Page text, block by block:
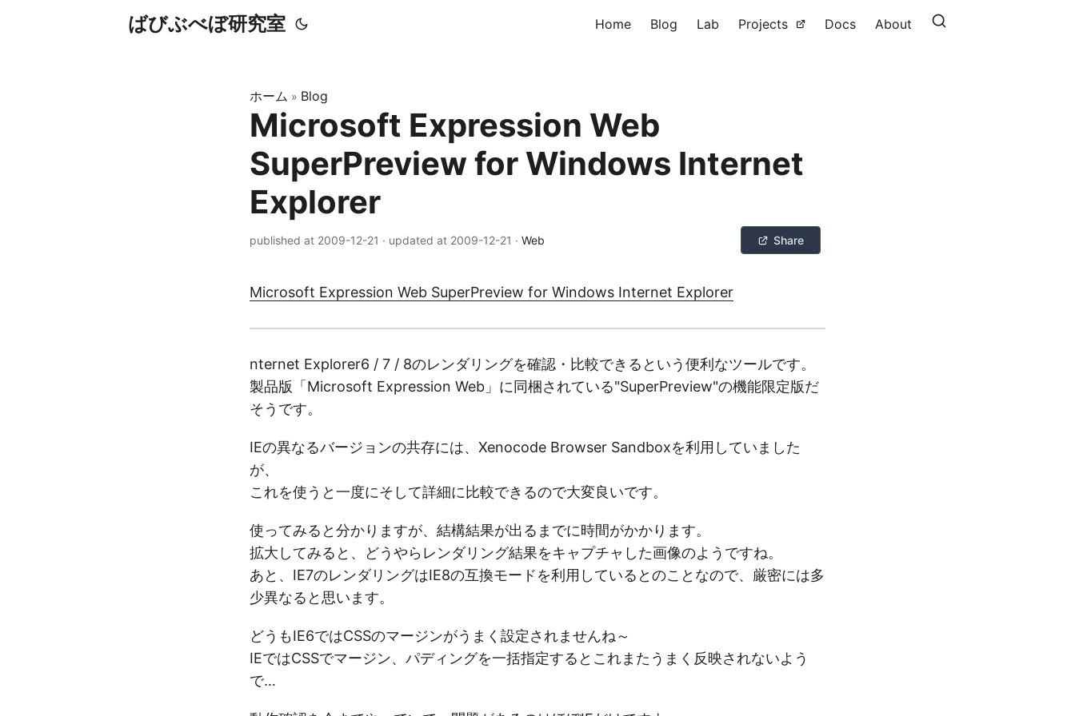
ばびぶべぼ研究室 Home Blog Lab Projects Docs About
ホーム » Blog
Microsoft Expression Web
SuperPreview for Windows Internet
Explorer
published at 2009-12-21 · updated at 2009-12-21 · Web Share
Microsoft Expression Web SuperPreview for Windows Internet Explorer
nternet Explorer6 / 7 / 8のレンダリングを確認・比較できるという便利なツールです。
製品版「Microsoft Expression Web」に同梱されている"SuperPreview"の機能限定版だ
そうです。
IEの異なるバージョンの共存には、Xenocode Browser Sandboxを利用していました
が、
これを使うと一度にそして詳細に比較できるので大変良いです。
使ってみると分かりますが、結構結果が出るまでに時間がかかります。
拡大してみると、どうやらレンダリング結果をキャプチャした画像のようですね。
あと、IE7のレンダリングはIE8の互換モードを利用しているとのことなので、厳密には多
少異なると思います。
どうもIE6ではCSSのマージンがうまく設定されませんね～
IEではCSSでマージン、パディングを一括指定するとこれまたうまく反映されないよう
で…